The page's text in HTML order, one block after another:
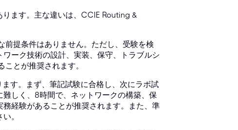
ます。主な違いは、CCIE Routing &
提条件はありません。ただし、受験を検
ーク技術の設計、実装、保守、トラブルシ
とが推奨されます。
す。まず、筆記試験に合格し、次にラボ試
しく、8時間で、ネットワークの構築、保
経験があることが推奨されます。また、準
。